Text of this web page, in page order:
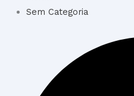
Sem Categoria